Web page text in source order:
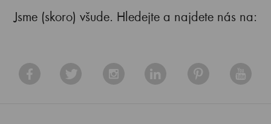
Jsme (skoro) všude. Hledejte a najdete nás na: